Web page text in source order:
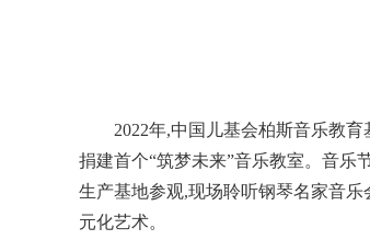
2022年,中国儿基会柏斯音乐教
捐建首个“筑梦未来”音乐教室。音乐
生产基地参观,现场聆听钢琴名家音
元化艺术。